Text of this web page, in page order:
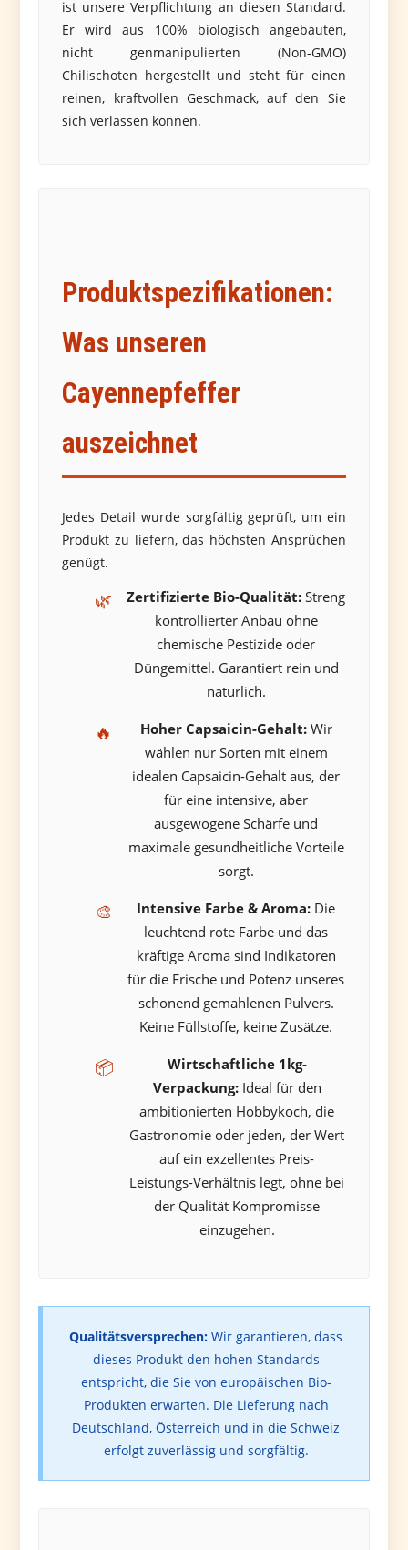
ist unsere Verpflichtung an diesen Standard.
Er wird aus 100% biologisch angebauten,
nicht genmanipulierten (Non-GMO)
Chilischoten hergestellt und steht für einen
reinen, kraftvollen Geschmack, auf den Sie
sich verlassen können.
Produktspezifikationen:
Was unseren
Cayennepfeffer
auszeichnet
Jedes Detail wurde sorgfältig geprüft, um ein
Produkt zu liefern, das höchsten Ansprüchen
genügt.
🌿 Zertifizierte Bio-Qualität: Streng
kontrollierter Anbau ohne
chemische Pestizide oder
Düngemittel. Garantiert rein und
natürlich.
🔥 Hoher Capsaicin-Gehalt:Wir
wählen nur Sorten mit einem
idealen Capsaicin-Gehalt aus, der
für eine intensive, aber
ausgewogene Schärfe und
maximale gesundheitliche Vorteile
sorgt.
🎨 Intensive Farbe & Aroma: Die
leuchtend rote Farbe und das
kräftige Aroma sind Indikatoren
für die Frische und Potenz unseres
schonend gemahlenen Pulvers.
Keine Füllstoffe, keine Zusätze.
📦
Wirtschaftliche 1kg-
Verpackung:Ideal für den
ambitionierten Hobbykoch, die
Gastronomie oder jeden, der Wert
auf ein exzellentes Preis-
Leistungs-Verhältnis legt, ohne bei
der Qualität Kompromisse
einzugehen.
Qualitätsversprechen: Wir garantieren, dass
dieses Produkt den hohen Standards
entspricht, die Sie von europäischen Bio-
Produkten erwarten. Die Lieferung nach
Deutschland, Österreich und in die Schweiz
erfolgt zuverlässig und sorgfältig.